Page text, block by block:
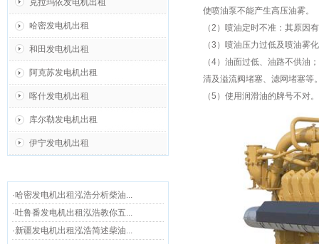
克拉玛依发电机出租
哈密发电机出租
和田发电机出租
阿克苏发电机出租
喀什发电机出租
库尔勒发电机出租
伊宁发电机出租
·哈密发电机出租泓浩分析柴油...
·吐鲁番发电机出租泓浩教你五...
·新疆发电机出租泓浩简述柴油...
使喷油泵不能产生高压油
（2）喷油定时不准：其原
（3）喷油压力过低及喷油
（4）油面过低、油路不供油
清及溢流阀堵塞、滤网堵
（5）使用润滑油的牌号不